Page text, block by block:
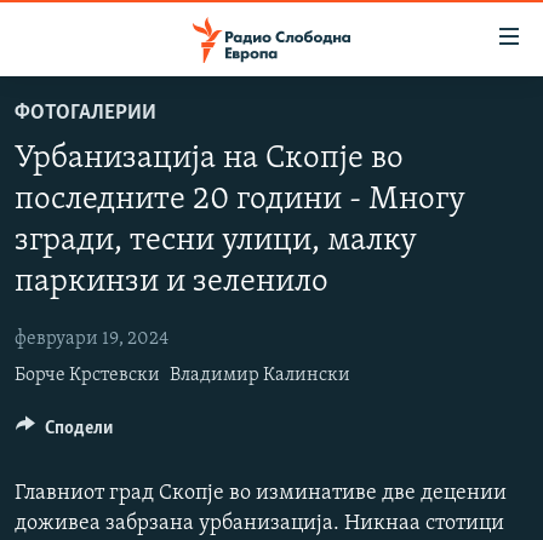
на
содржината
Оди
главната
навигација
на
пребарување
СВЕТ
ВИЗУЕЛНО
ВЕСТИ
ШТО ТРЕБА ДА ЗНАЕТЕ
ПРИЈАВИ СЕ ЗА ЊУЗЛЕТЕР
ПОДКАСТ ЗОШТО?
ФОТОГАЛЕРИИ
Урбанизација на Скопје во
последните 20 години - Многу
згради, тесни улици, малку
паркинзи и зеленило
февруари 19, 2024
Борче Крстевски Владимир Калински
Главниот град Скопје во изминативе две децении
доживеа забрзана урбанизација. Никнаа стотици
Сподели